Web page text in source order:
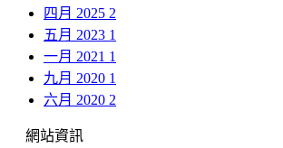
四月 2025 2
五月 2023 1
一月 2021 1
九月 2020 1
六月 2020 2
網站資訊